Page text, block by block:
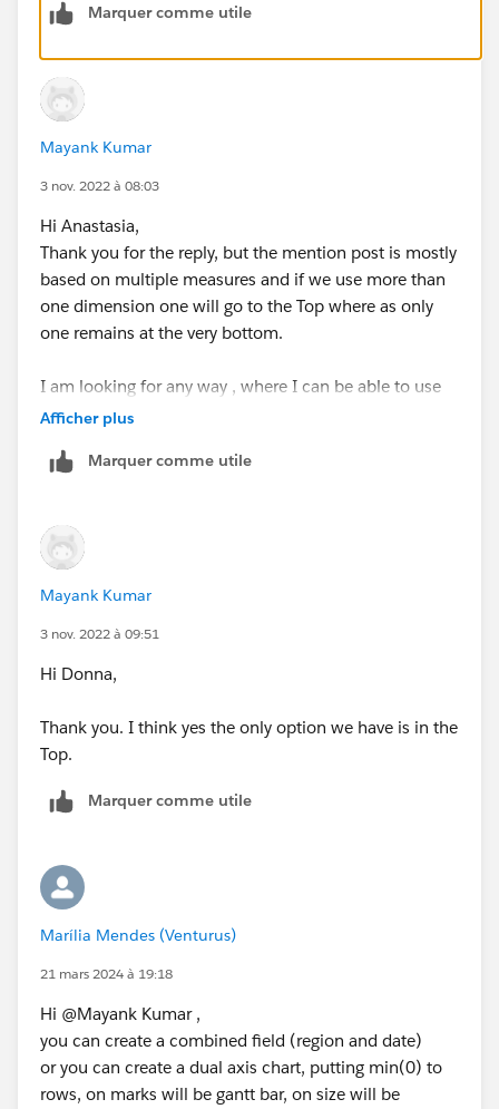
Marquer comme utile
Mayank Kumar
3 nov. 2022 à 08:03
Hi Anastasia,
Thank you for the reply, but the mention post is mostly
based on multiple measures and if we use more than
one dimension one will go to the Top where as only
one remains at the very bottom.
I am looking for any way , where I can be able to use
two dim field in the bottom X-axis.
Afficher plus
Marquer comme utile
Mayank Kumar
3 nov. 2022 à 09:51
Hi Donna,
Thank you. I think yes the only option we have is in the
Top.
Marquer comme utile
Marília Mendes (Venturus)
21 mars 2024 à 19:18
Hi @Mayank Kumar​ ,
you can create a combined field (region and date)
or you can create a dual axis chart, putting min(0) to
rows, on marks will be gantt bar, on size will be